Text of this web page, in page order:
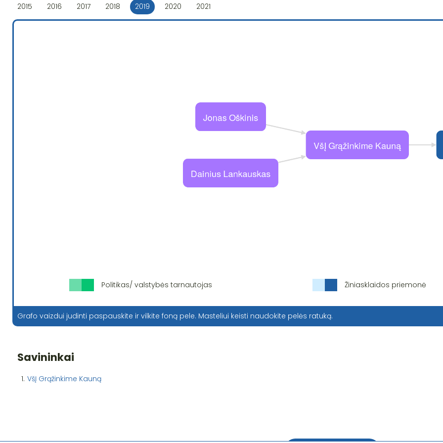
2015 2016 2017 2018 2019 2020 2021
Politikas/ valstybės tarnautojas Žiniasklaidos priemonė
Grafo vaizdui judinti paspauskite ir vilkite foną pele. Masteliui keisti naudokite pelės ratuką.
Savininkai
1. VšĮ Grąžinkime Kauną